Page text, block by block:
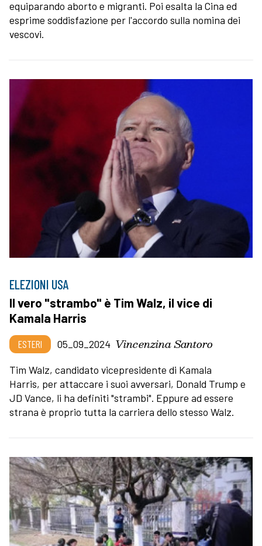
equiparando aborto e migranti. Poi esalta la Cina ed
esprime soddisfazione per l'accordo sulla nomina dei
vescovi.
ELEZIONI USA
Il vero "strambo" è Tim Walz, il vice di
Kamala Harris
ESTERI 05_09_2024 Vincenzina Santoro
Tim Walz, candidato vicepresidente di Kamala
Harris, per attaccare i suoi avversari, Donald Trump e
JD Vance, li ha definiti "strambi". Eppure ad essere
strana è proprio tutta la carriera dello stesso Walz.